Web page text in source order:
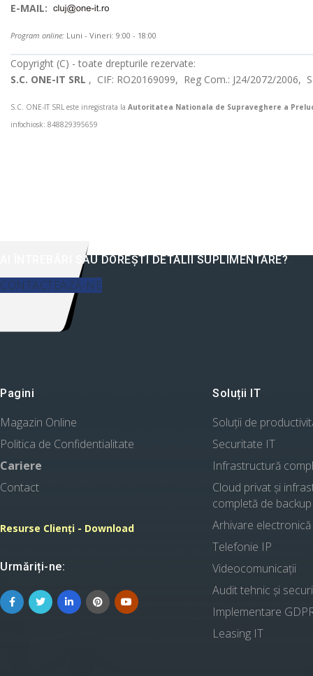
E-MAIL:
Program online: Luni - Vineri: 9:00 - 18:00
Copyright (C) - toate drepturile rezervate:
S.C. ONE-IT SRL , CIF: RO20169099, Reg Com.: J24/2072/2006,
S.C. ONE-IT SRL este inregistrata la Autoritatea Nationala de Supraveghere a
infochiosk: 848829395659
AI ÎNTREBĂRI SAU DOREȘTI DETALII SUPLIMENTARE?
CONTACTEAZĂ-NE
Pagini
Magazin Online
Politica de Confidentialitate
Cariere
Contact
Resurse Clienți - Download
Urmăriți-ne:
Soluții IT
Soluții de
Securitate IT
Infrastructură
Cloud privat și
completă de backup
Arhivare electronică
Telefonie IP
Videocomunicații
Audit tehnic și
Implementare
Leasing IT